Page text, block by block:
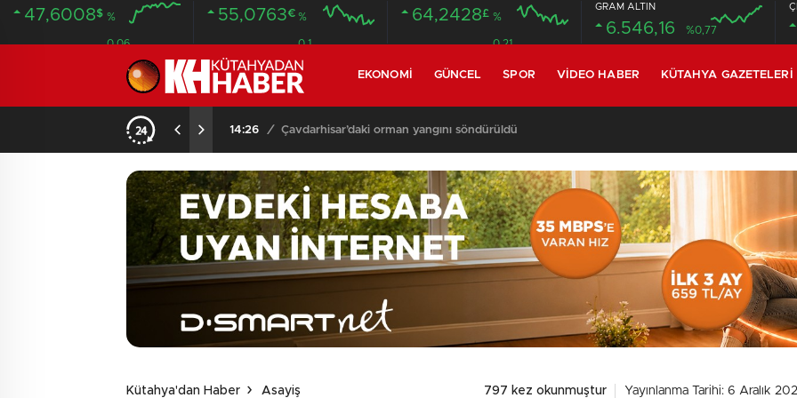
47,6008$ %
0.06
55,0763€ %
0.1
64,2428£ %
0.21
GRAM ALTIN
6.546,16 %0,77
EKONOMI GÜNCEL SPOR VIDEO HABER KÜTAHYA GAZETELERI
14:26 / Çavdarhisar’daki orman yangını söndürüldü
Kütahya'dan Haber Asayiş 797 kez okunmuştur Yayınlanma Tarihi: 6 Aralık